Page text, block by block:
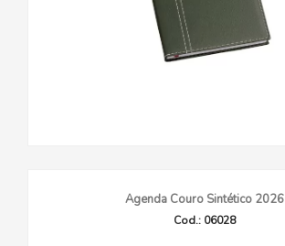
Agenda Couro Sintético 2026
Cod.: 06028